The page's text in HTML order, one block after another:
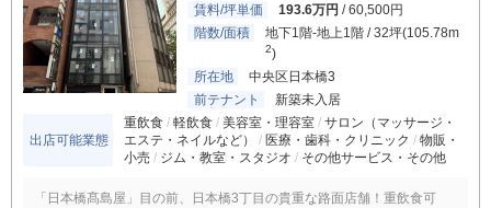
賃料/坪単価
193.6万円 / 60,500円
階数/面積
地下1階-地上1階 / 32坪(105.78m
2)
所在地
中央区日本橋3
前テナント
新築未入居
出店可能業態
重飲食 軽飲食 美容室・理容室
サロン（マッサージ・
エステ・ネイルなど）
医療・歯科・クリニック
物販・
小売
ジム・教室・スタジオ その他サービス・その他
「日本橋髙島屋」目の前、日本橋3丁目の貴重な路面店舗！重飲食可